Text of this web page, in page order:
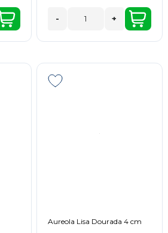
- +
Aureola Lisa Dourada 4 cm